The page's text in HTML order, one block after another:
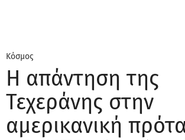
Κόσμος
Η απάντηση της
Τεχεράνης στην
αμερικανική